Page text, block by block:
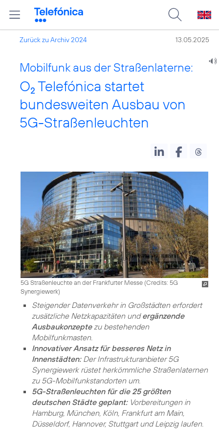
Zurück zu Archiv 2024 13.05.2025
Mobilfunk aus der Straßenlaterne:
O2 Telefónica startet
bundesweiten Ausbau von
5G-Straßenleuchten
5G Straßenleuchte an der Frankfurter Messe (Credits: 5G
Synergiewerk)
Steigender Datenverkehr in Großstädten erfordert
zusätzliche Netzkapazitäten undergänzende
Ausbaukonzeptezu bestehenden
Mobilfunkmasten.
Innovativer Ansatz für besseres Netz in
Innenstädten:Der Infrastrukturanbieter 5G
Synergiewerk rüstet herkömmliche Straßenlaternen
zu 5G-Mobilfunkstandorten um.
5G-Straßenleuchten für die 25 größten
deutschen Städte geplant:Vorbereitungen in
Hamburg, München, Köln, Frankfurt am Main,
Düsseldorf, Hannover, Stuttgart und Leipzig laufen.